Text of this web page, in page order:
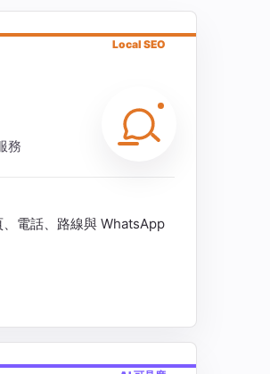
Local SEO
務
電話、路線與 WhatsApp